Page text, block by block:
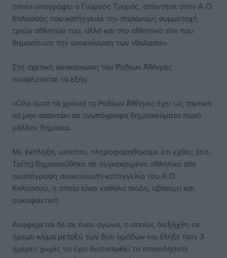
οποία υπογράφει ο Γιώργος Τριχιάς, απάντησε στον Α.Ο.
Κολοσσός που κατήγγειλε την παράνομη συμμετοχή
τριών αθλητών του, αλλά και στο αθλητικό site που
δημοσίευσε την ανακοίνωση των «θαλασσί».
Στη σχετική ανακοίνωση του Ροδίων Άθλησις
αναφέρονται τα εξής:
«Όλα αυτά τα χρόνια το Ροδίων Άθλησις έχει ως τακτική
να μην απαντάει σε ανυπόγραφα δημοσιεύματα ποσό
μάλλον δημόσια.
Με έκπληξη, ωστόσο, πληροφορηθήκαμε ότι εχθές (σ.σ.
Τρίτη) δημοσιεύθηκε σε συγκεκριμένο αθλητικό site
ανυπόγραφη ανακοίνωση-καταγγελία του Α.Ο.
Κολοσσού, η οποία είναι καθόλα αίολη, αβάσιμη και
συκοφαντική.
Αναφέρεται δε σε έναν αγώνα, ο οποίος διεξήχθη σε
ήρεμο κλίμα μεταξύ των δυο ομάδων και έληξε πριν 3
ημέρες χωρίς να έχει διατυπωθεί το οποιοδήποτε